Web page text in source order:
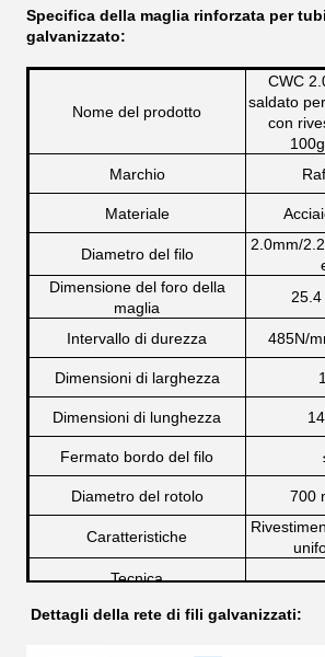
Specifica della maglia rinforzata per
galvanizzato:
Nome del prodotto
CWC
saldato
con
Marchio
Materiale
Diametro del filo
2.0mm/
Dimensione del foro della
maglia
Intervallo di durezza 485N/
Dimensioni di larghezza
Dimensioni di lunghezza
Fermato bordo del filo
Diametro del rotolo 700
Caratteristiche
Tecnica
Capacità di
8000
Dettagli della rete di fili galvanizzati: